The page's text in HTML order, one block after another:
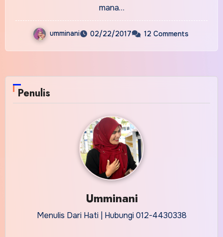
mana…
umminani 02/22/2017 12 Comments
Penulis
Umminani
Menulis Dari Hati | Hubungi 012-4430338